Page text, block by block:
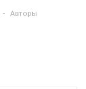
- Авторы